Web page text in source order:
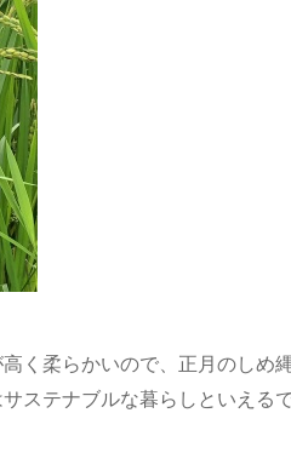
く柔らかいので、正月のしめ
ステナブルな暮らしといえる